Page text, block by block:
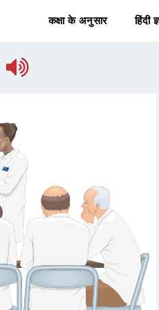
कक्षा के अनुसार हिंदी